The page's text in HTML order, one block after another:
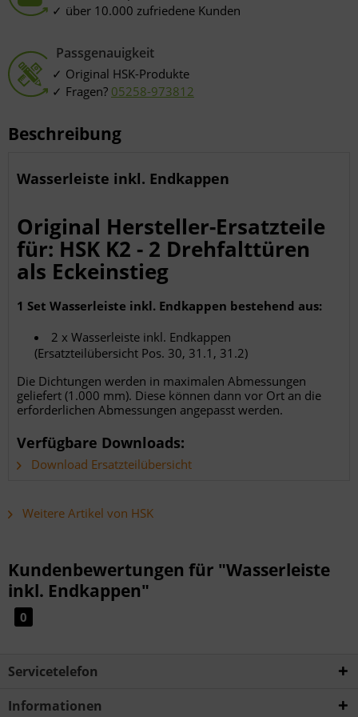
über 10.000 zufriedene Kunden
Passgenauigkeit
Original HSK-Produkte
Fragen? 05258-973812
Beschreibung
Wasserleiste inkl. Endkappen
Original Hersteller-Ersatzteile
für: HSK K2 - 2 Drehfalttüren
als Eckeinstieg
1 Set Wasserleiste inkl. Endkappen bestehend aus:
2 x Wasserleiste inkl. Endkappen
(Ersatzteilübersicht Pos. 30, 31.1, 31.2)
Die Dichtungen werden in maximalen Abmessungen
geliefert (1.000 mm). Diese können dann vor Ort an die
erforderlichen Abmessungen angepasst werden.
Verfügbare Downloads:
Download Ersatzteilübersicht
Weitere Artikel von HSK
Kundenbewertungen für "Wasserleiste
inkl. Endkappen"
0
Servicetelefon
Informationen